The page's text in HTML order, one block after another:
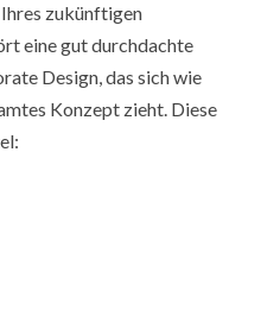
zukünftigen
eine gut durchdachte
Design, das sich wie
Konzept zieht. Diese